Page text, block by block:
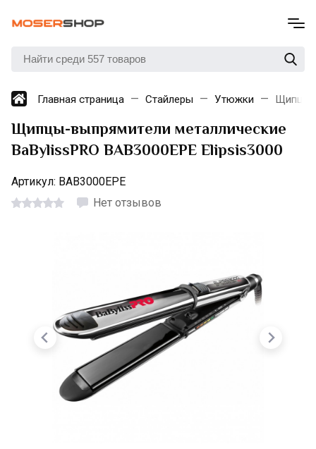
Главная страница Стайлеры Утюжки Щипцы-
Щипцы-выпрямители металлические
BaBylissPRO BAB3000EPE Elipsis3000
Артикул: BAB3000EPE
Нет отзывов